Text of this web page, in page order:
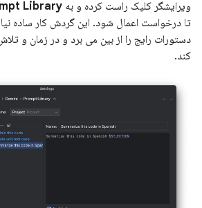
ویرایشگر کلیک راست کرده و به Library
تا درخواست اعمال شود. این گردش کار ساده
دستورات رایج را از بین می برد و در زمان و
کند.